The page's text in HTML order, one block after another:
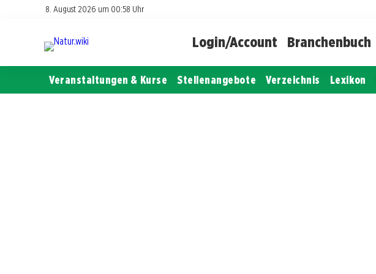
8. August 2026 um 00:58 Uhr
Login/Account Branchenbuch
Veranstaltungen & Kurse Stellenangebote Verzeichnis Lexikon